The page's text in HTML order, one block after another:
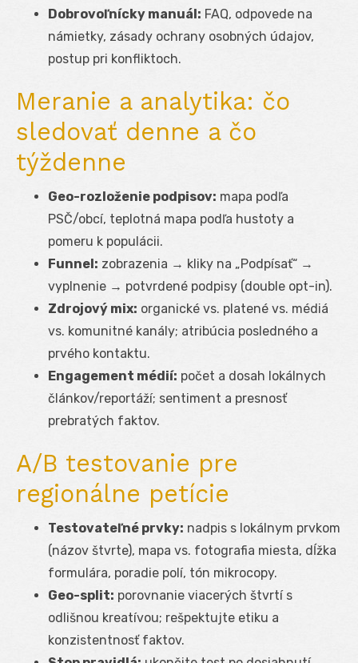
Dobrovoľnícky manuál: FAQ, odpovede na
námietky, zásady ochrany osobných údajov,
postup pri konfliktoch.
Meranie a analytika: čo
sledovať denne a čo
týždenne
Geo-rozloženie podpisov: mapa podľa
PSČ/obcí, teplotná mapa podľa hustoty a
pomeru k populácii.
Funnel: zobrazenia → kliky na „Podpísať“ →
vyplnenie → potvrdené podpisy (double opt-in).
Zdrojový mix: organické vs. platené vs. médiá
vs. komunitné kanály; atribúcia posledného a
prvého kontaktu.
Engagement médií: počet a dosah lokálnych
článkov/reportáží; sentiment a presnosť
prebratých faktov.
A/B testovanie pre
regionálne petície
Testovateľné prvky: nadpis s lokálnym prvkom
(názov štvrte), mapa vs. fotografia miesta, dĺžka
formulára, poradie polí, tón mikrocopy.
Geo-split: porovnanie viacerých štvrtí s
odlišnou kreatívou; rešpektujte etiku a
konzistentnosť faktov.